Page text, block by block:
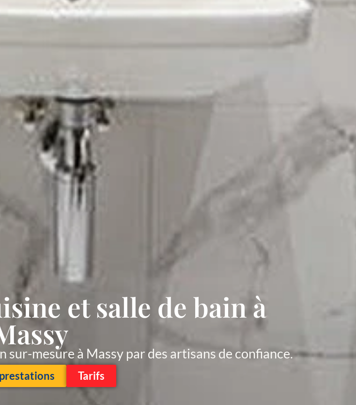
et salle de bain à
sur-mesure à Massy par des artisans de confiance.
Tarifs